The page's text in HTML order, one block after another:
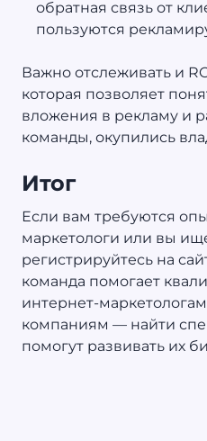
обратная связь от
пользуются
Важно отслеживать и
которая позволяет
вложения в рекламу и
команды, окупились
Итог
Если вам требуются
маркетологи или вы
регистрируйтесь на
команда помогает
интернет-
компаниям — найти
помогут развивать их